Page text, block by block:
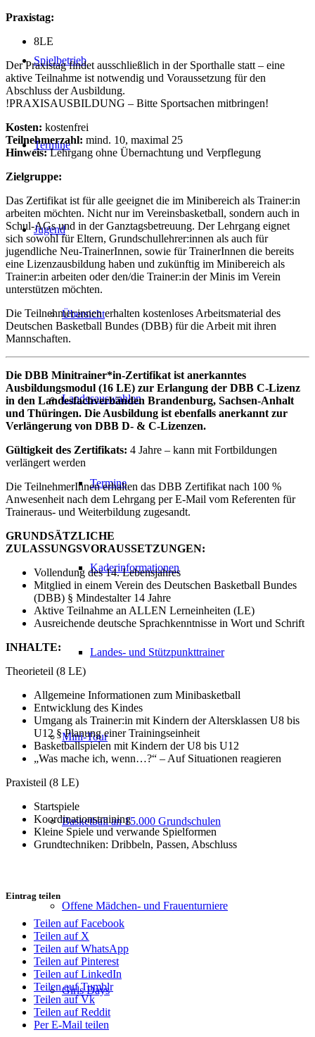
Spielbetrieb
Termine
Jugend
Übersicht
Landesauswahlen
Termine
Kaderinformationen
Landes- und Stützpunkttrainer
Mini-Tour
Basketball an 15.000 Grundschulen
Offene Mädchen- und Frauenturniere
Girls Days
Praxistag:
8LE
Der Praxistag findet ausschließlich in der Sporthalle statt – eine
aktive Teilnahme ist notwendig und Voraussetzung für den
Abschluss der Ausbildung.
!PRAXISAUSBILDUNG – Bitte Sportsachen mitbringen!
Kosten: kostenfrei
Teilnehmerzahl: mind. 10, maximal 25
Hinweis:Lehrgang ohne Übernachtung und Verpflegung
Zielgruppe:
Das Zertifikat ist für alle geeignet die im Minibereich als Trainer:in
arbeiten möchten. Nicht nur im Vereinsbasketball, sondern auch in
Schul-AGs und in der Ganztagsbetreuung. Der Lehrgang eignet
sich sowohl für Eltern, Grundschullehrer:innen als auch für
jugendliche Neu-TrainerInnen, sowie für TrainerInnen die bereits
eine Lizenzausbildung haben und zukünftig im Minibereich als
Trainer:in arbeiten oder den/die Trainer:in der Minis im Verein
unterstützen möchten.
Die Teilnehmer:innen erhalten kostenloses Arbeitsmaterial des
Deutschen Basketball Bundes (DBB) für die Arbeit mit ihren
Mannschaften.
Die DBB Minitrainer*in-Zertifikat ist anerkanntes
Ausbildungsmodul (16 LE) zur Erlangung der DBB C-Lizenz
in den Landesfachverbänden Brandenburg, Sachsen-Anhalt
und Thüringen. Die Ausbildung ist ebenfalls anerkannt zur
Verlängerung von DBB D- & C-Lizenzen.
Gültigkeit des Zertifikats: 4 Jahre – kann mit Fortbildungen
verlängert werden
Die TeilnehmerInnen erhalten das DBB Zertifikat nach 100 %
Anwesenheit nach dem Lehrgang per E-Mail vom Referenten für
Traineraus- und Weiterbildung zugesandt.
GRUNDSÄTZLICHE
ZULASSUNGSVORAUSSETZUNGEN:
Vollendung des 14. Lebensjahres
Mitglied in einem Verein des Deutschen Basketball Bundes
(DBB) § Mindestalter 14 Jahre
Aktive Teilnahme an ALLEN Lerneinheiten (LE)
Ausreichende deutsche Sprachkenntnisse in Wort und Schrift
INHALTE:
Theorieteil (8 LE)
Allgemeine Informationen zum Minibasketball
Entwicklung des Kindes
Umgang als Trainer:in mit Kindern der Altersklassen U8 bis
U12 § Planung einer Trainingseinheit
Basketballspielen mit Kindern der U8 bis U12
„Was mache ich, wenn…?“ – Auf Situationen reagieren
Praxisteil (8 LE)
Startspiele
Koordinationstraining
Kleine Spiele und verwande Spielformen
Grundtechniken: Dribbeln, Passen, Abschluss
Eintrag teilen
Teilen auf Facebook
Teilen auf X
Teilen auf WhatsApp
Teilen auf Pinterest
Teilen auf LinkedIn
Teilen auf Tumblr
Teilen auf Vk
Teilen auf Reddit
Per E-Mail teilen